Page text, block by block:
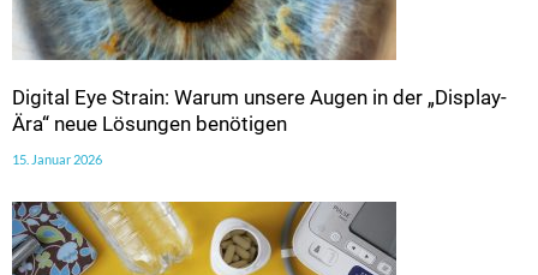
Digital Eye Strain: Warum unsere Augen in der „Display-
Ära“ neue Lösungen benötigen
15. Januar 2026